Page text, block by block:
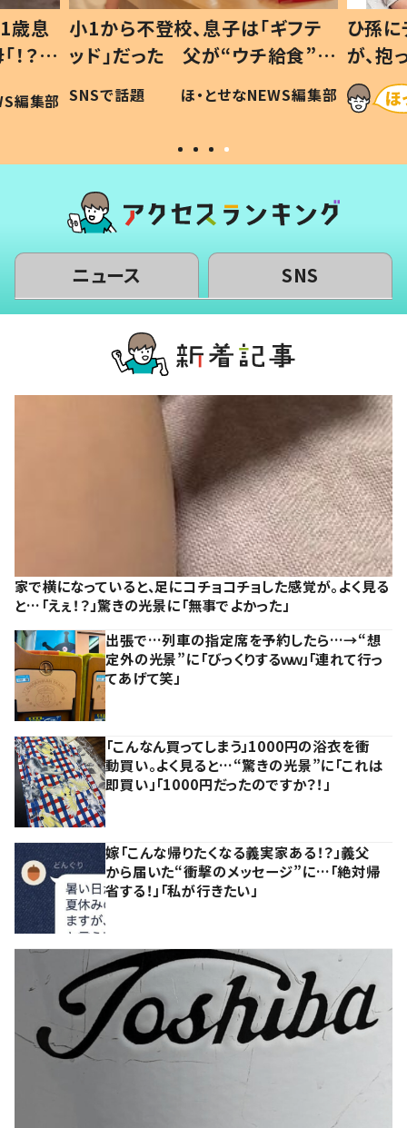
歳息
？」
編集部
小1から不登校、息子は「ギフテ
ッド」だった 父が“ウチ給食”を
作り続ける理由とは #令和の親
#令和の子
SNSで話題 ほ・とせなNEWS編集部
ひ孫
が、
「涙が
い」
ニュース SNS
家で横になっていると、足にコチョコチョした感覚が。よく見る
と…「えぇ！？」驚きの光景に「無事でよかった」
出張で…列車の指定席を予約したら…→“想
定外の光景”に「びっくりするｗｗ」「連れて行っ
てあげて笑」
「こんなん買ってしまう」1000円の浴衣を衝
動買い。よく見ると…“驚きの光景”に「これは
即買い」「1000円だったのですか？！」
嫁「こんな帰りたくなる義実家ある！？」義父
から届いた“衝撃のメッセージ”に…「絶対帰
省する！」「私が行きたい」